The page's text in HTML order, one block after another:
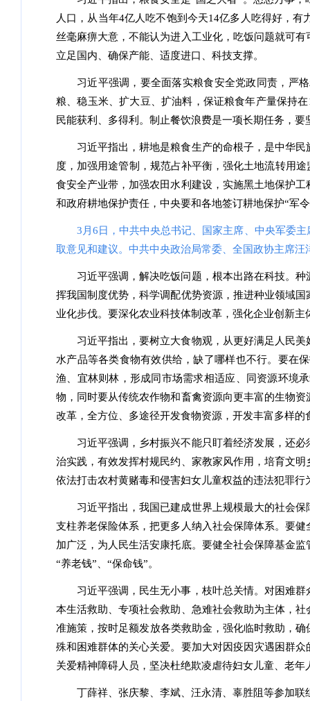
人口，从当年4亿人吃不饱到今天14亿多人吃得好，
丝毫麻痹大意，不能认为进入工业化，吃饭问题就可
立足国内、确保产能、适度进口、科技支撑。
习近平强调，要全面落实粮食安全党政同责，严
粮、稳玉米、扩大豆、扩油料，保证粮食年产量保持
民能获利、多得利。制止餐饮浪费是一项长期任务，
习近平指出，耕地是粮食生产的命根子，是中华
度，加强用途管制，规范占补平衡，强化土地流转用
食安全产业带，加强农田水利建设，实施黑土地保护
和政府耕地保护责任，中央要和各地签订耕地保护“军
3月6日，中共中央总书记、国家主席、中央军委
取意见和建议。中共中央政治局常委、全国政协主席
习近平强调，解决吃饭问题，根本出路在科技。
挥我国制度优势，科学调配优势资源，推进种业领域
业化步伐。要深化农业科技体制改革，强化企业创新
习近平指出，要树立大食物观，从更好满足人民
水产品等各类食物有效供给，缺了哪样也不行。要在
渔、宜林则林，形成同市场需求相适应、同资源环境
物，同时要从传统农作物和畜禽资源向更丰富的生物
改革，全方位、多途径开发食物资源，开发丰富多样
习近平强调，乡村振兴不能只盯着经济发展，还
治实践，有效发挥村规民约、家教家风作用，培育文
依法打击农村黄赌毒和侵害妇女儿童权益的违法犯罪行
习近平指出，我国已建成世界上规模最大的社会
支柱养老保险体系，把更多人纳入社会保障体系。要
加广泛，为人民生活安康托底。要健全社会保障基金
“养老钱”、“保命钱”。
习近平强调，民生无小事，枝叶总关情。对困难
本生活救助、专项社会救助、急难社会救助为主体，
准施策，按时足额发放各类救助金，强化临时救助，
殊和困难群体的关心关爱。要加大对因疫因灾遇困群
关爱精神障碍人员，坚决杜绝欺凌虐待妇女儿童、老年
丁薛祥、张庆黎、李斌、汪永清、辜胜阻等参加联